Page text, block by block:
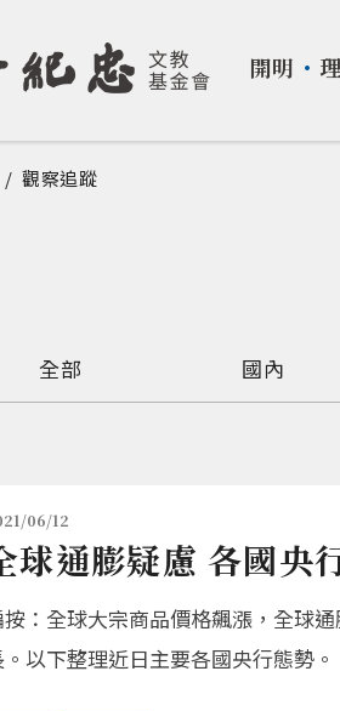
開明 ・
這裡
/ 觀察追蹤
全部 國內
06/12
球通膨疑慮 各國央
：全球大宗商品價格飆漲，全球
。以下整理近日主要各國央行態勢。